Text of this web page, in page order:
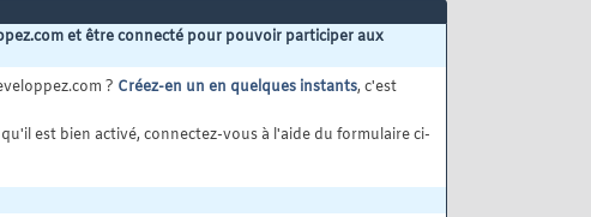
et être connecté pour pouvoir participer aux
? Créez-en un en quelques instants, c'est
est bien activé, connectez-vous à l'aide du formulaire ci-